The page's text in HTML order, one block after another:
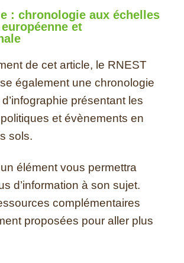
: chronologie aux échelles
et
de cet article, le RNEST
également une chronologie
présentant les
et évènements en
sols.
élément vous permettra
d’information à son sujet.
complémentaires
proposées pour aller plus